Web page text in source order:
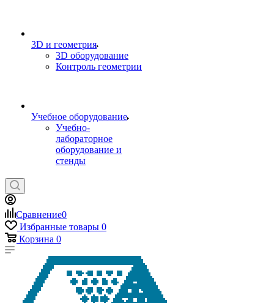
3D и геометрия
3D оборудование
Контроль геометрии
Учебное оборудование
Учебно-
лабораторное
оборудование и
стенды
Сравнение0
Избранные товары 0
Корзина 0